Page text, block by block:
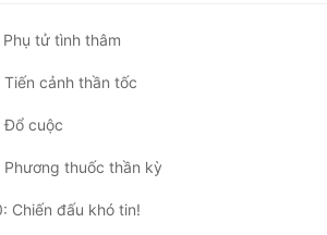
tử tình thâm
cảnh thần tốc
Đổ cuộc
Phương thuốc thần kỳ
Chiến đấu khó tin!